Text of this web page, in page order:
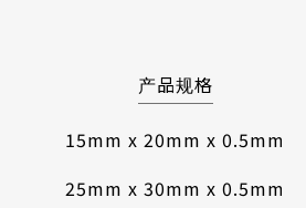
产品规格
15mm x 20mm x 0.5mm
25mm x 30mm x 0.5mm